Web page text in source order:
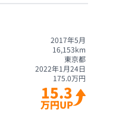
2017年5月
16,153km
東京都
2022年1月24日
175.0万円
15.3
万円UP